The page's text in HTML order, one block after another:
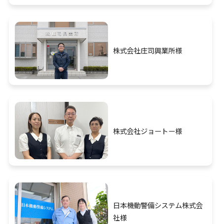
株式会社庄司興業所様
株式会社ジョートー様
日本機動警備システム株式会
社様